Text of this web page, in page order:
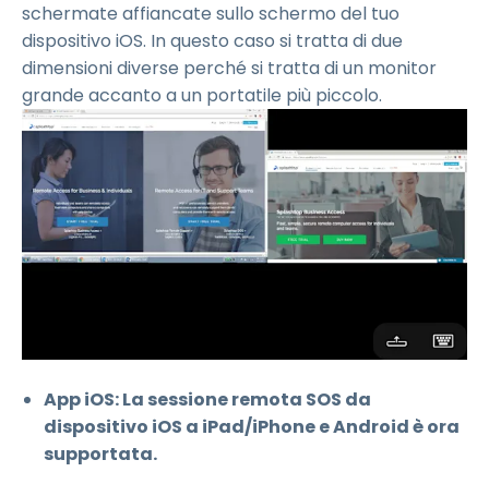
schermate affiancate sullo schermo del tuo
dispositivo iOS. In questo caso si tratta di due
dimensioni diverse perché si tratta di un monitor
grande accanto a un portatile più piccolo.
App iOS: La sessione remota SOS da
dispositivo iOS a iPad/iPhone e Android è ora
supportata.